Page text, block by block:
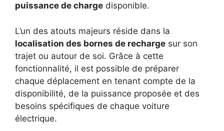
puissance de charge disponible.
L’un des atouts majeurs réside dans la
localisation des bornes de recharge sur son
trajet ou autour de soi. Grâce à cette
fonctionnalité, il est possible de préparer
chaque déplacement en tenant compte de la
disponibilité, de la puissance proposée et des
besoins spécifiques de chaque voiture
électrique.